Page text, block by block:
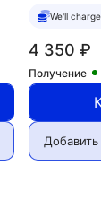
We'll
4 350 ₽
Получение